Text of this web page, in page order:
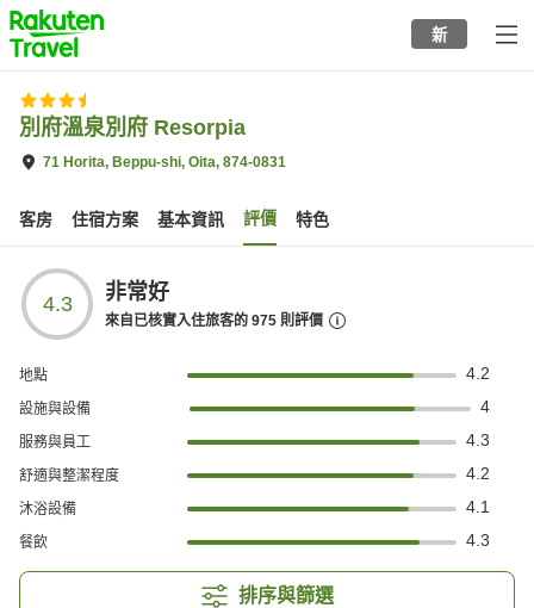
to
top
page
新
別府溫泉別府 Resorpia
71 Horita, Beppu-shi, Oita, 874-0831
客房 住宿方案 基本資訊 評價 特色
4.3 非常好
來自已核實入住旅客的 975 則評價
地點 4.2
設施與設備 4
服務與員工 4.3
舒適與整潔程度 4.2
沐浴設備 4.1
餐飲 4.3
排序與篩選